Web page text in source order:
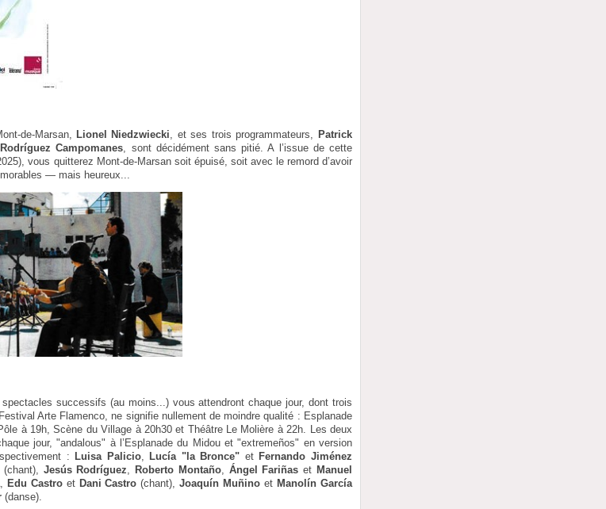
de-Marsan, Lionel Niedzwiecki , et ses trois programmateurs,
Patrick
Campomanes , sont décidément sans pitié. A l’issue de cette
vous quitterez Mont-de-Marsan soit épuisé, soit avec le remord d’avoir
— mais heureux...
spectacles successifs (au moins...) vous attendront chaque jour, dont trois
Arte Flamenco, ne signifie nullement de moindre qualité : Esplanade
à 19h, Scène du Village à 20h30 et Théâtre Le Molière à 22h. Les deux
jour, "andalous" à l’Esplanade du Midou et "extremeños" en version
:Luisa Palicio,Lucía "la Bronce" etFernando Jiménez
(chant), Jesús Rodríguez ,Roberto Montaño, Ángel Fariñas et Manuel
, Edu Castroet Dani Castro (chant),Joaquín Muñino etManolín García
(danse).